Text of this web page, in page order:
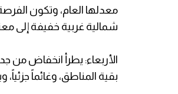
معدلها العام، وتكون
شمالية غربية خفيفة إلى
الأربعاء: يطرأ انخفاض من
بقية المناطق، وغائماً جزئياً،